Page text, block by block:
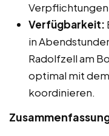
Verfügbarkeit:
in
Radolfzell am
optimal mit
koordinieren.